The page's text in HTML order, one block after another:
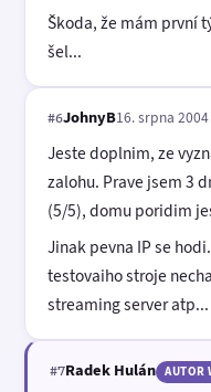
Škoda, že mám první
šel...
#6JohnyB16. srpna
Jeste doplnim, ze
zalohu. Prave jsem 3
(5/5), domu poridim
Jinak pevna IP se
testovaiho stroje
streaming server
#7Radek Hulán AUTOR